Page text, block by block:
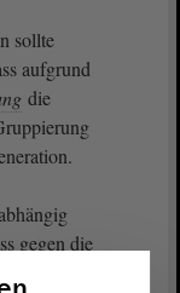
sollte
aufgrund
die
gegen die